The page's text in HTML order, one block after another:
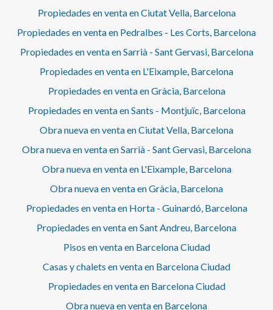
Propiedades en venta en Ciutat Vella, Barcelona
Propiedades en venta en Pedralbes - Les Corts, Barcelona
Propiedades en venta en Sarrià - Sant Gervasi, Barcelona
Propiedades en venta en L'Eixample, Barcelona
Propiedades en venta en Gràcia, Barcelona
Propiedades en venta en Sants - Montjuïc, Barcelona
Obra nueva en venta en Ciutat Vella, Barcelona
Obra nueva en venta en Sarrià - Sant Gervasi, Barcelona
Obra nueva en venta en L'Eixample, Barcelona
Obra nueva en venta en Gràcia, Barcelona
Propiedades en venta en Horta - Guinardó, Barcelona
Propiedades en venta en Sant Andreu, Barcelona
Pisos en venta en Barcelona Ciudad
Casas y chalets en venta en Barcelona Ciudad
Propiedades en venta en Barcelona Ciudad
Obra nueva en venta en Barcelona